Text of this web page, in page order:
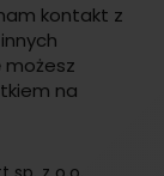
kontakt z
możesz
na